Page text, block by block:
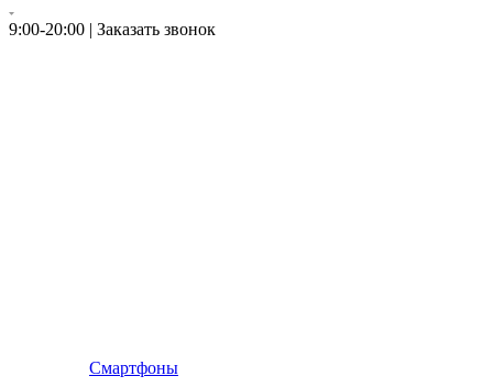
9:00-20:00 | Заказать звонок
Смартфоны